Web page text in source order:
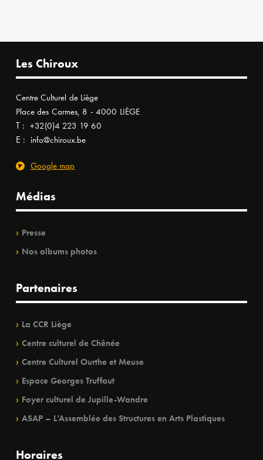
Les Chiroux
Centre Culturel de Liège
Place des Carmes, 8 - 4000 LIÈGE
T : +32(0)4 223 19 60
E : info@chiroux.be
Google map
Médias
Presse
Nos albums photos
Partenaires
La CCR Liège
Centre culturel de Chênée
Centre Culturel Ourthe et Meuse
Espace Georges Truffaut
Foyer culturel de Jupille-Wandre
ASAP – L’Assemblée des Structures en Arts Plastiques
Horaires